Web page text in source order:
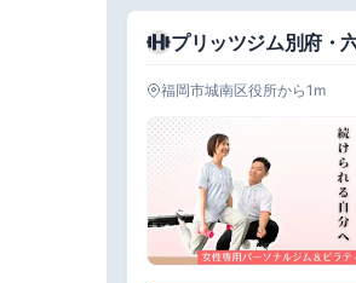
プリッツジム別府・
福岡市城南区役所から1m